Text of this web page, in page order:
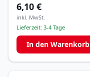
6,10 €
inkl. MwSt.
Lieferzeit: 3-4 Tage
In den Warenkorb